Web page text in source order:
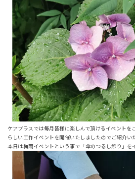
ケアプラスでは毎月皆様に楽しんで頂けるイベントを
らしい工作イベントを開催いたしましたのでご紹介い
本日は梅雨イベントという事で「傘のつるし飾り」を